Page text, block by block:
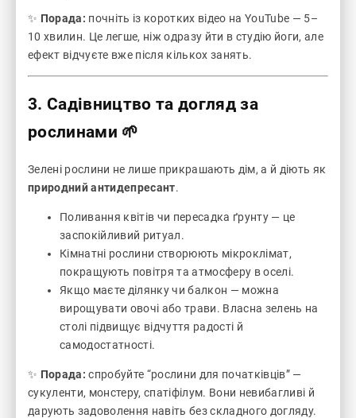
✨ Порада: почніть із коротких відео на YouTube — 5–
10 хвилин. Це легше, ніж одразу йти в студію йоги, але
ефект відчуєте вже після кількох занять.
3. Садівництво та догляд за
рослинами 🌱
Зелені рослини не лише прикрашають дім, а й діють як
природний антидепресант.
Поливання квітів чи пересадка ґрунту — це
заспокійливий ритуал.
Кімнатні рослини створюють мікроклімат,
покращують повітря та атмосферу в оселі.
Якщо маєте ділянку чи балкон — можна
вирощувати овочі або трави. Власна зелень на
столі підвищує відчуття радості й
самодостатності.
✨ Порада: спробуйте “рослини для початківців” —
сукуленти, монстеру, спатіфілум. Вони невибагливі й
дарують задоволення навіть без складного догляду.